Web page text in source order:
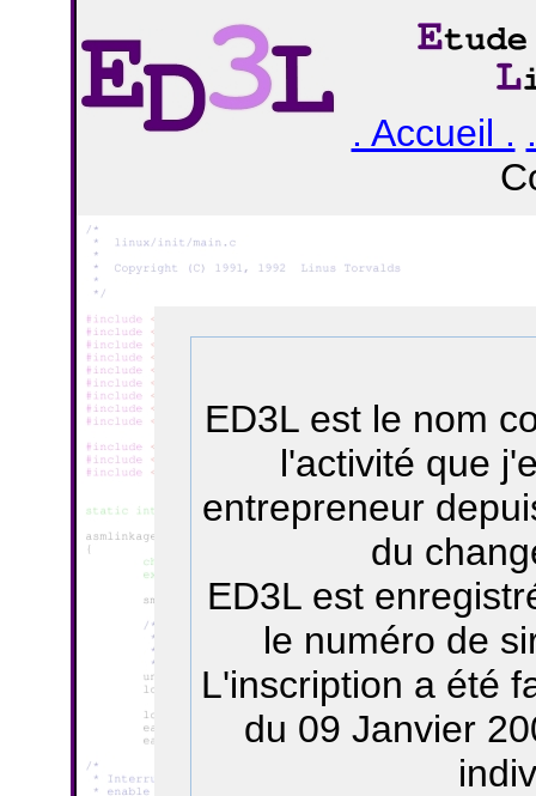
. Accueil .
ED3L est le nom
l'activité que
entrepreneur
du
ED3L est
le numéro de
L'inscription a été
du 09 Janvier